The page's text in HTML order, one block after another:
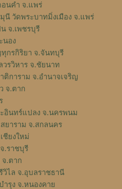
อนคำ จ.แพร่
วัดพระบาทมิ่งเมือง จ.แพร่
จ.เพชรบุรี
นอง
กรกิริยา จ.จันทบุรี
วรวิหาร จ.ชัยนาท
ติการาม จ.อำนาจเจริญ
จ.ตาก
อินทร์แปลง จ.นครพนม
ยาราม จ.สกลนคร
ชียงใหม่
.ราชบุรี
จ.ตาก
วิไล จ.อุบลราชธานี
ำรุง จ.หนองคาย